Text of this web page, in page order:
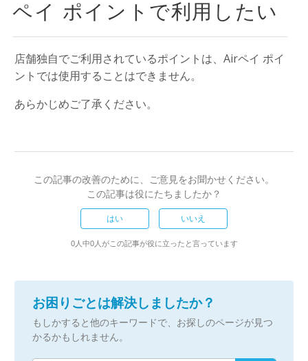
ペイ ポイントで利用したい
店舗独自でご利用されているポイントは、Airペイ ポイ
ントでは使用することはできません。
あらかじめご了承ください。
この記事の改善のために、ご意見をお聞かせください。
この記事は役にたちましたか？
はい いいえ
0人中0人がこの記事が役に立ったと言っています
お困りごとは解決しましたか？
もしかすると他のキーワードで、お探しのページが見つ
かるかもしれません。